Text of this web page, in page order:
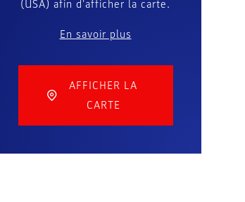
(USA) afin d'afficher la carte.
En savoir plus
AFFICHER LA
CARTE